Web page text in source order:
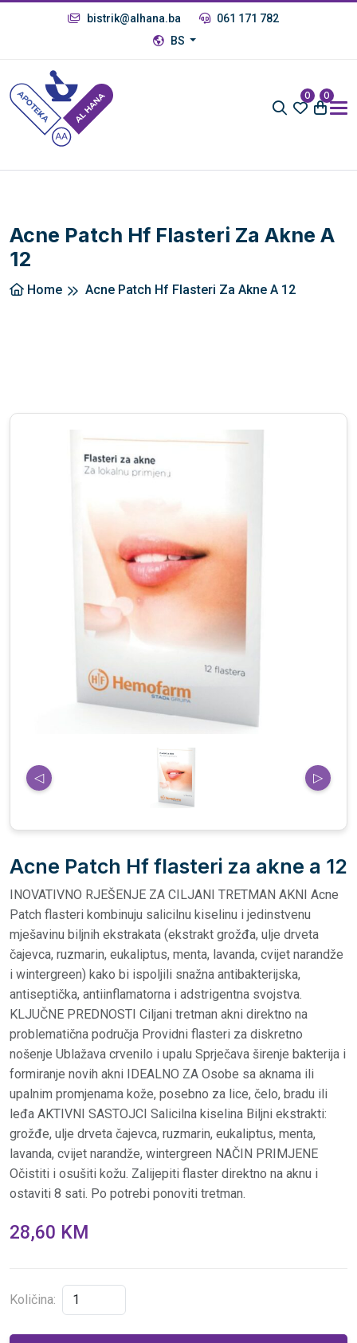
bistrik@alhana.ba
061 171 782
BS
0 0
Acne Patch Hf Flasteri Za Akne A
12
Home Acne Patch Hf Flasteri Za Akne A 12
◁ ▷
Acne Patch Hf flasteri za akne a 12
INOVATIVNO RJEŠENJE ZA CILJANI TRETMAN AKNI Acne
Patch flasteri kombinuju salicilnu kiselinu i jedinstvenu
mješavinu biljnih ekstrakata (ekstrakt grožđa, ulje drveta
čajevca, ruzmarin, eukaliptus, menta, lavanda, cvijet narandže
i wintergreen) kako bi ispoljili snažna antibakterijska,
antiseptička, antiinflamatorna i adstrigentna svojstva.
KLJUČNE PREDNOSTI Ciljani tretman akni direktno na
problematična područja Providni flasteri za diskretno
nošenje Ublažava crvenilo i upalu Sprječava širenje bakterija i
formiranje novih akni IDEALNO ZA Osobe sa aknama ili
upalnim promjenama kože, posebno za lice, čelo, bradu ili
leđa AKTIVNI SASTOJCI Salicilna kiselina Biljni ekstrakti:
grožđe, ulje drveta čajevca, ruzmarin, eukaliptus, menta,
lavanda, cvijet narandže, wintergreen NAČIN PRIMJENE
Očistiti i osušiti kožu. Zalijepiti flaster direktno na aknu i
ostaviti 8 sati. Po potrebi ponoviti tretman.
28,60 KM
Količina: